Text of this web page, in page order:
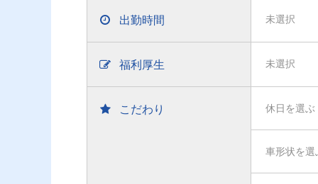
出勤時間 未選択
福利厚生 未選択
こだわり 休日を選ぶ
車形状を選